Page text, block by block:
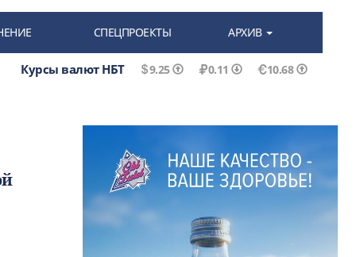
СПЕЦПРОЕКТЫ АРХИВ
Курсы валют НБТ 9.25 0.11 10.68